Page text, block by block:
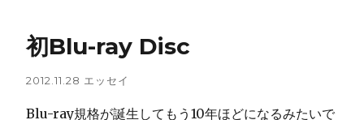
初Blu-ray Disc
2012.11.28 エッセイ
Blu-ray規格が誕生してもう10年ほどになるみたいで